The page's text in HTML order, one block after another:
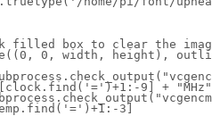
filled box to clear the
0, width, height),
9] + "MHz"
3]